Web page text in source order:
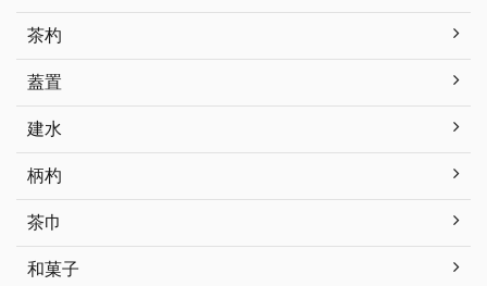
茶杓
蓋置
建水
柄杓
茶巾
和菓子